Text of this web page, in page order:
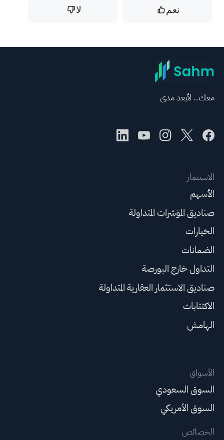
نعم لا
معك.. لأبعد مدى
الاستثمار
الأسهم
صناديق المؤشرات المتداولة
الخيارات
الضمانات
التداول خارج البورصة
صناديق الاستثمار العقارية المتداولة
الاكتتابات
الهامش
الأسواق
السوق السعودي
السوق الأمريكي
الخصائص